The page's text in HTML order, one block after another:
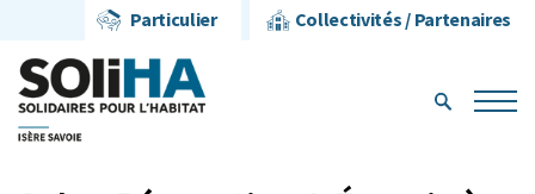
Particulier Collectivités / Partenaires